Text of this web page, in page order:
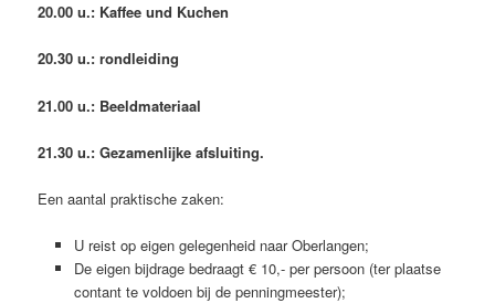
20.00 u.: Kaffee und Kuchen
20.30 u.: rondleiding
21.00 u.: Beeldmateriaal
21.30 u.: Gezamenlijke afsluiting.
Een aantal praktische zaken:
U reist op eigen gelegenheid naar Oberlangen;
De eigen bijdrage bedraagt € 10,- per persoon (ter plaatse
contant te voldoen bij de penningmeester);